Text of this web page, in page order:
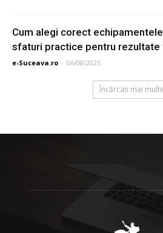
Cum alegi corect
sfaturi practice pentru rezultate
e-Suceava.ro - 06/08/2025
Încărcați mai multe